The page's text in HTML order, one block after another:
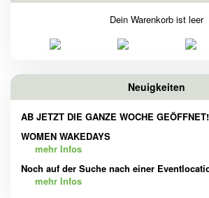
Dein Warenkorb ist leer
Neuigkeiten
AB JETZT DIE GANZE WOCHE GEÖFFNET!
WOMEN WAKEDAYS
mehr Infos
Noch auf der Suche nach einer
mehr Infos